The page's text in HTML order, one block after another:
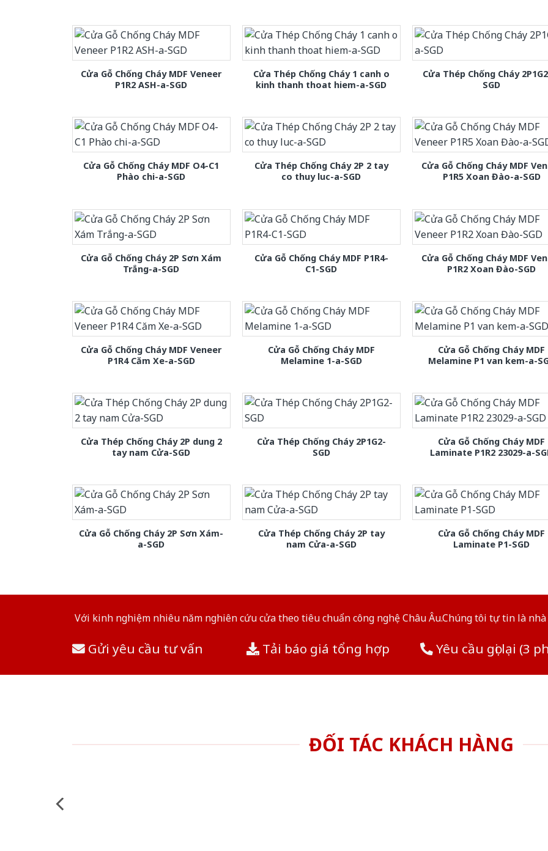
Cửa Gỗ Chống Cháy MDF Veneer
P1R2 ASH-a-SGD
Cửa Thép Chống Cháy 1 canh o
kinh thanh thoat hiem-a-SGD
Cửa Thép Chống Cháy
SGD
Cửa Gỗ Chống Cháy MDF O4-C1
Phào chi-a-SGD
Cửa Thép Chống Cháy 2P 2 tay
co thuy luc-a-SGD
Cửa Gỗ Chống Cháy MDF
P1R5 Xoan Đào-a-SGD
Cửa Gỗ Chống Cháy 2P Sơn Xám
Trắng-a-SGD
Cửa Gỗ Chống Cháy MDF P1R4-
C1-SGD
Cửa Gỗ Chống Cháy MDF
P1R2 Xoan Đào-SGD
Cửa Gỗ Chống Cháy MDF Veneer
P1R4 Căm Xe-a-SGD
Cửa Gỗ Chống Cháy MDF
Melamine 1-a-SGD
Cửa Gỗ Chống Cháy MDF
Melamine P1 van kem-a-
Cửa Thép Chống Cháy 2P dung 2
tay nam Cửa-SGD
Cửa Thép Chống Cháy 2P1G2-
SGD
Cửa Gỗ Chống Cháy MDF
Laminate P1R2 23029-a-
Cửa Gỗ Chống Cháy 2P Sơn Xám-
a-SGD
Cửa Thép Chống Cháy 2P tay
nam Cửa-a-SGD
Cửa Gỗ Chống Cháy MDF
Laminate P1-SGD
Với kinh nghiệm nhiêu năm nghiên cứu cửa theo tiêu chuẩn công nghệ Châu Âu.Chúng tôi tự tin là
Gửi yêu cầu tư vấn Tải báo giá tổng hợp Yêu cầu gọi lại (3
ĐỐI TÁC KHÁCH HÀNG